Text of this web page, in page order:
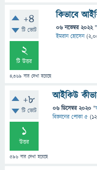
+4
টি ভোট
2
টি উত্তর
4,369 বার দেখা হয়েছে
কিভাবে
06 নভেম্বর 2022 "
ইমরান হোসেন (
+8
টি ভোট
1
উত্তর
596 বার দেখা হয়েছে
আইকিউ
06 ডিসেম্বর 2020 "
বিজ্ঞানের পোকা ৫ (